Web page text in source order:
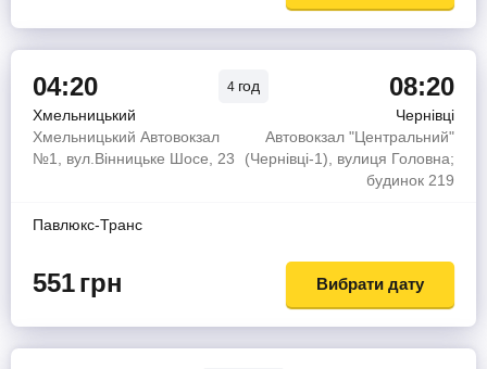
04:20 4 год 08:20
Хмельницький
Чернівці
Хмельницький Автовокзал
№1, вул.Вінницьке Шосе, 23
Автовокзал "Центральний"
(Чернівці-1), вулиця Головна;
будинок 219
Павлюкс-Транс
551грн Вибрати дату